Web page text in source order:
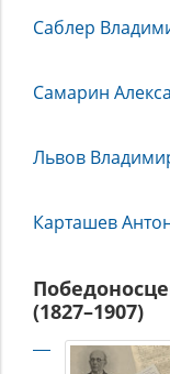
Саблер
Самарин
Львов
Карташев
(1827–1907)